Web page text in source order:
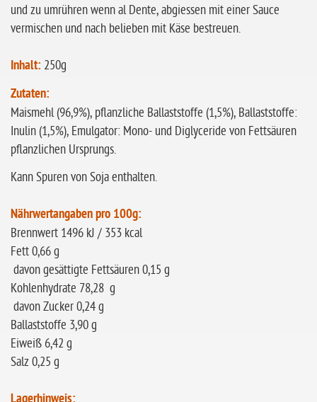
und zu umrühren wenn al Dente, abgiessen mit einer Sauce
vermischen und nach belieben mit Käse bestreuen.
Inhalt: 250g
Zutaten:
Maismehl (96,9%), pflanzliche Ballaststoffe (1,5%), Ballaststoffe:
Inulin (1,5%), Emulgator: Mono- und Diglyceride von Fettsäuren
pflanzlichen Ursprungs.
Kann Spuren von Soja enthalten.
Nährwertangaben pro 100g:
Brennwert 1496 kJ / 353 kcal
Fett 0,66 g
davon gesättigte Fettsäuren 0,15 g
Kohlenhydrate 78,28 g
davon Zucker 0,24 g
Ballaststoffe 3,90 g
Eiweiß 6,42 g
Salz 0,25 g